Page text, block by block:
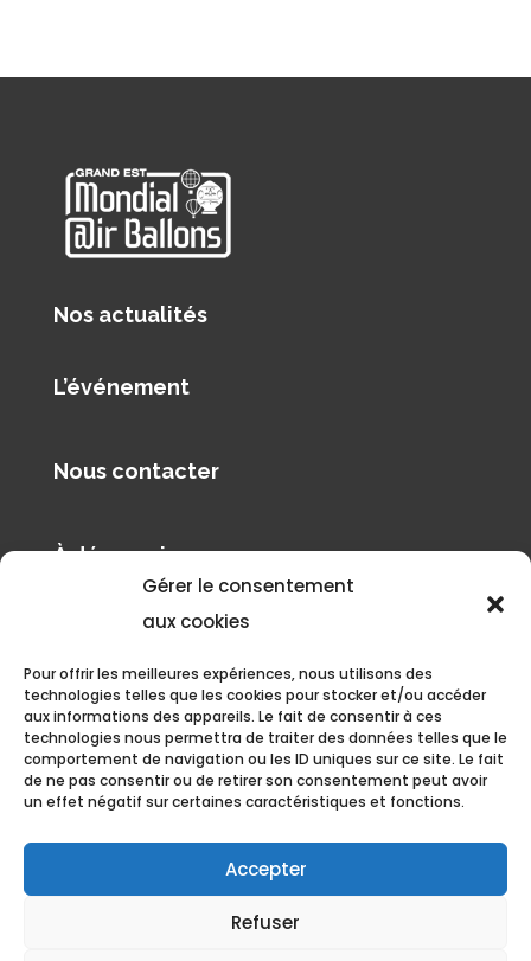
Gérer le consentement
aux cookies
Pour offrir les meilleures expériences, nous utilisons des
technologies telles que les cookies pour stocker et/ou accéder
aux informations des appareils. Le fait de consentir à ces
technologies nous permettra de traiter des données telles que le
comportement de navigation ou les ID uniques sur ce site. Le fait
de ne pas consentir ou de retirer son consentement peut avoir
un effet négatif sur certaines caractéristiques et fonctions.
Accepter
Refuser
Nos actualités
L’événement
Nous contacter
À découvrir
Pilâtre de Rozier Organisation
Politique de confidentialité et gestion des données
Grand Est Mondial Air Ballons, tous droits réservés. 2023 •
Aérodrome de Chambley, 11 Boulevard Antoine de Saint Exupéry,
54470 Hagéville